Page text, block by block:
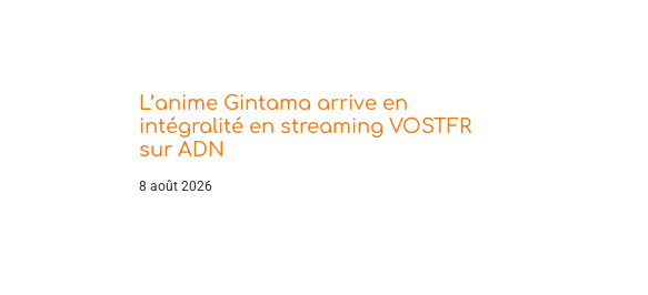
L’anime Gintama arrive en
intégralité en streaming VOSTFR
sur ADN
8 août 2026